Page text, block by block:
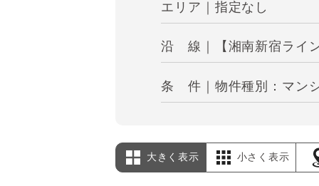
エリア｜指定なし
沿 線｜【湘南新宿ライ
条 件｜物件種別：マン
大きく表示 小さく表示